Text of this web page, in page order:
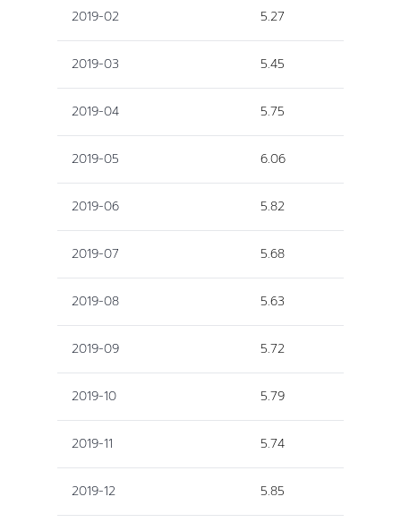
2019-02 5.27
2019-03 5.45
2019-04 5.75
2019-05 6.06
2019-06 5.82
2019-07 5.68
2019-08 5.63
2019-09 5.72
2019-10 5.79
2019-11 5.74
2019-12 5.85